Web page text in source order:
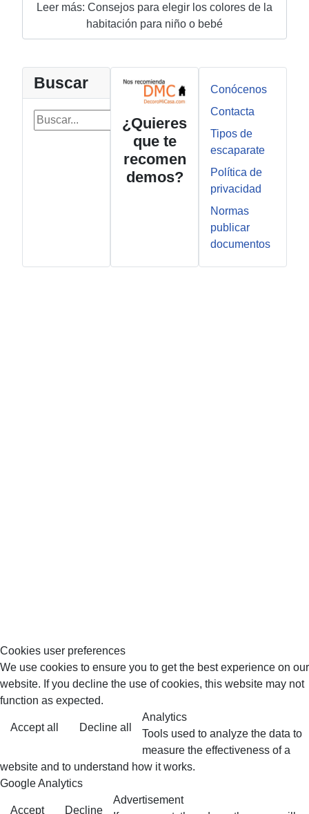
Leer más: Consejos para elegir los colores de la
habitación para niño o bebé
Buscar
Buscar...
¿Quieres
que te
recomen
demos?
Conócenos
Contacta
Tipos de
escaparate
Política de
privacidad
Normas
publicar
documentos
Cookies user preferences
We use cookies to ensure you to get the best experience on our
website. If you decline the use of cookies, this website may not
function as expected.
Accept all Decline all
Analytics
Tools used to analyze the data to
measure the effectiveness of a
website and to understand how it works.
Google Analytics
Accept Decline
Advertisement